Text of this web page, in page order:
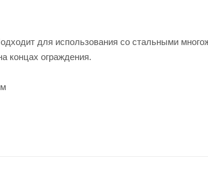
для использования со стальными
концах ограждения.